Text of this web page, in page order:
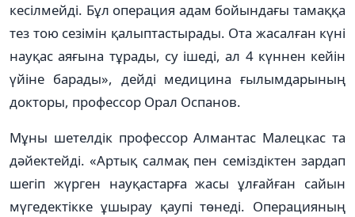
кесілмейді. Бұл операция адам бойындағы тамаққа
тез тою сезімін қалыптастырады. Ота жасалған күні
науқас аяғына тұрады, су ішеді, ал 4 күннен кейін
үйіне барады», дейді медицина ғылымдарының
докторы, профессор Орал Оспанов.
Мұны шетелдік профессор Алмантас Малецкас та
дәйектейді. «Артық салмақ пен семіздіктен зардап
шегіп жүрген науқастарға жасы ұлғайған сайын
мүгедектікке ұшырау қаупі төнеді. Операцияның